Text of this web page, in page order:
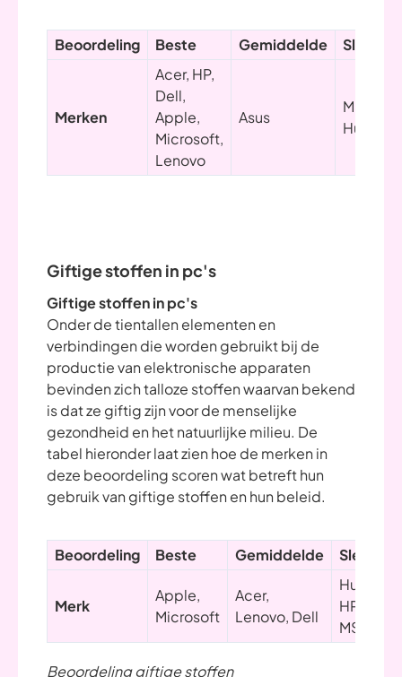
Beoordeling Beste Gemiddelde
Merken
Acer, HP,
Dell,
Apple,
Microsoft,
Lenovo
Asus
MSI,
Huawei
Giftige stoffen in pc's
Giftige stoffen in pc's
Onder de tientallen elementen en
verbindingen die worden gebruikt bij de
productie van elektronische apparaten
bevinden zich talloze stoffen waarvan bekend
is dat ze giftig zijn voor de menselijke
gezondheid en het natuurlijke milieu. De
tabel hieronder laat zien hoe de merken in
deze beoordeling scoren wat betreft hun
gebruik van giftige stoffen en hun beleid.
Beoordeling Beste Gemiddelde
Merk
Apple,
Microsoft
Acer,
Lenovo, Dell
Huawei,
HP,
MSI
Beoordeling giftige stoffen